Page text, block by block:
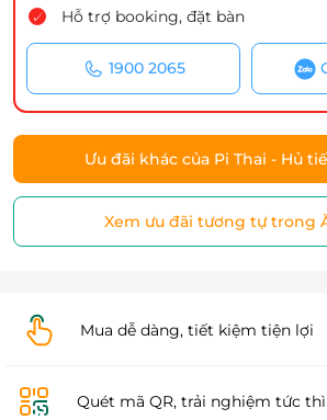
Hỗ trợ booking, đặt bàn
1900 2065
Ưu đãi khác của Pi Thai - Hủ
Xem ưu đãi tương tự trong
Mua dễ dàng, tiết kiệm tiện lợi
Quét mã QR, trải nghiệm tức thì